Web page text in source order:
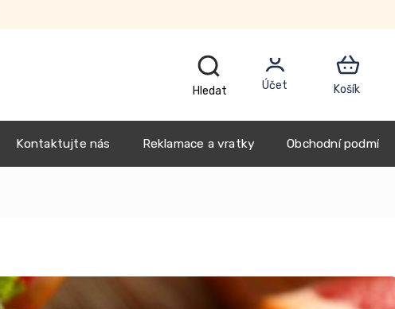
Kontaktujte nás Reklamace a vratky Obchodní